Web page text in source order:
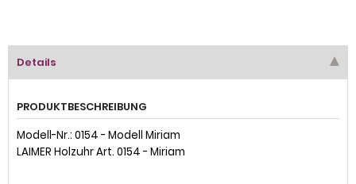
Details
PRODUKTBESCHREIBUNG
Modell-Nr.: 0154 - Modell Miriam
LAIMER Holzuhr Art. 0154 - Miriam